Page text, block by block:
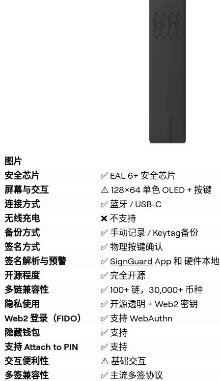
图片
安全芯片
✅ EAL 6+ 安全芯片
屏幕与交互
⚠️ 128×64 单色 OLED + 按键
连接方式
✅ 蓝牙 / USB-C
无线充电
❌ 不支持
备份方式
✅ 手动记录 / Keytag备份
签名方式
✅ 物理按键确认
签名解析与预警
✅ SignGuard App 和 硬件本
开源程度
✅ 完全开源
多链兼容性
✅ 100+ 链，30,000+ 币种
隐私使用
✅ 开源透明 + Web2 密钥
Web2 登录（FIDO）
✅ 支持 WebAuthn
隐藏钱包
✅ 支持
支持 Attach to PIN
✅ 支持
交互便利性
⚠️ 基础交互
多签兼容性
✅ 主流多签协议